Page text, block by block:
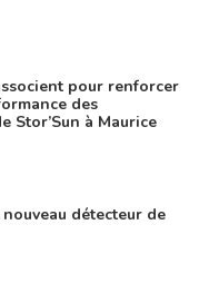
pour renforcer
des
Stor’Sun à Maurice
détecteur de